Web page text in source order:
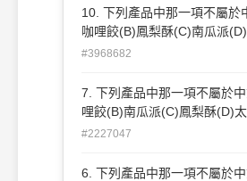
10. 下列產品中那一項不屬於
咖哩餃(B)鳳梨酥(C)南瓜派(D)
#3968682
7. 下列產品中那一項不屬於中式麵食(A)咖
哩餃(B)南瓜派(C)鳳梨酥(D)太
#2227047
6. 下列產品中那一項不屬於中式麵食(A)太